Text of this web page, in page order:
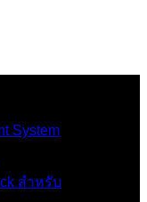
System
สำหรับ